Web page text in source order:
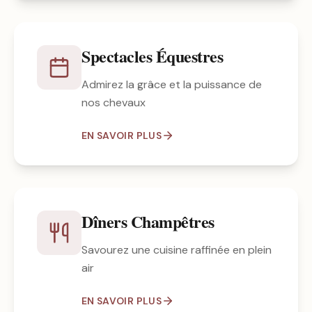
Spectacles Équestres
Admirez la grâce et la puissance de
nos chevaux
EN SAVOIR PLUS
Dîners Champêtres
Savourez une cuisine raffinée en plein
air
EN SAVOIR PLUS